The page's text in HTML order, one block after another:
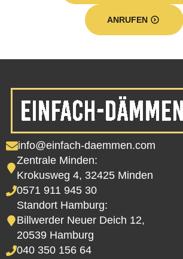
ANRUFEN
info@einfach-daemmen.com
Zentrale Minden:
Krokusweg 4, 32425 Minden
0571 911 945 30
Standort Hamburg:
Billwerder Neuer Deich 12,
20539 Hamburg
040 350 156 64